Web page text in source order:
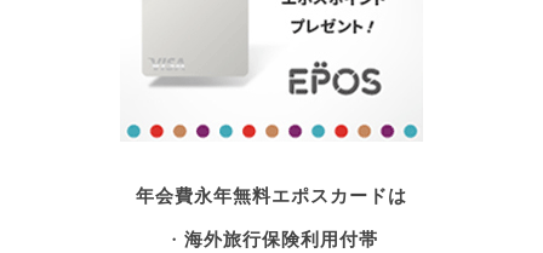
年会費永年無料エポスカードは
・ 海外旅行保険利用付帯